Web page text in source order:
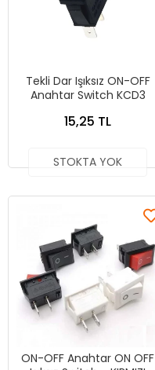
Tekli Dar Işıksız ON-OFF
Anahtar Switch KCD3
15,25 TL
STOKTA YOK
ON-OFF Anahtar ON OFF